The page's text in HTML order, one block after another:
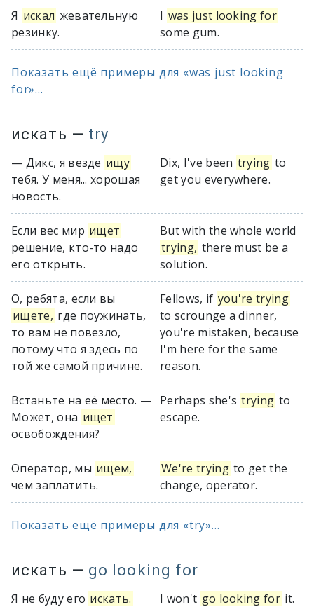
Я искал жевательную
резинку.
I was just looking for
some gum.
Показать ещё примеры для «was just looking
for»...
искать — try
— Дикс, я везде ищу
тебя. У меня... хорошая
новость.
Dix, I've been trying to
get you everywhere.
Если вес мир ищет
решение, кто-то надо
его открыть.
But with the whole world
trying, there must be a
solution.
О, ребята, если вы
ищете, где поужинать,
то вам не повезло,
потому что я здесь по
той же самой причине.
Fellows, if you're trying
to scrounge a dinner,
you're mistaken, because
I'm here for the same
reason.
Встаньте на её место. —
Может, она ищет
освобождения?
Perhaps she's trying to
escape.
Оператор, мы ищем,
чем заплатить.
We're trying to get the
change, operator.
Показать ещё примеры для «try»...
искать — go looking for
Я не буду его искать. I won't go looking for it.